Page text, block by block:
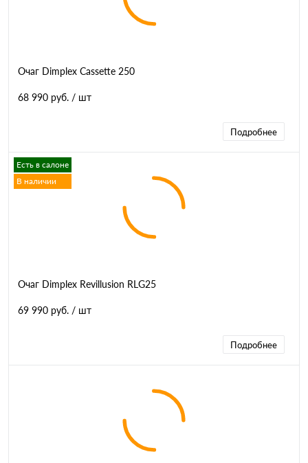
Очаг Dimplex Cassette 250
68 990 руб. / шт
Подробнее
Есть в салоне
В наличии
Очаг Dimplex Revillusion RLG25
69 990 руб. / шт
Подробнее